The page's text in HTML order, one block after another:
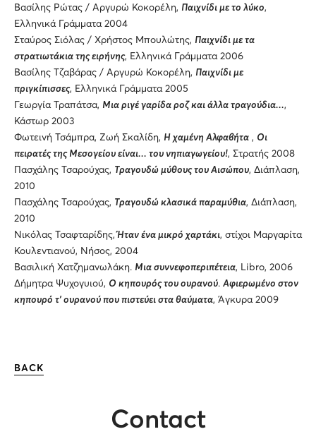
Βασίλης Ρώτας / Αργυρώ Κοκορέλη, Παιχνίδι με το λύκο,
Ελληνικά Γράμματα 2004
Σταύρος Σιόλας / Χρήστος Μπουλώτης, Παιχνίδι με τα
στρατιωτάκια της ειρήνης, Ελληνικά Γράμματα 2006
Βασίλης Τζαβάρας / Αργυρώ Κοκορέλη, Παιχνίδι με
πριγκίπισσες, Ελληνικά Γράμματα 2005
Γεωργία Τραπάτσα, Μια ριγέ γαρίδα ροζ και άλλα τραγούδια...,
Κάστωρ 2003
Φωτεινή Τσάμπρα, Ζωή Σκαλίδη, Η χαμένη Αλφαβήτα , Οι
πειρατές της Μεσογείου είναι... του νηπιαγωγείου!, Στρατής 2008
Πασχάλης Τσαρούχας, Τραγουδώ μύθους του Αισώπου, Διάπλαση,
2010
Πασχάλης Τσαρούχας, Τραγουδώ κλασικά παραμύθια, Διάπλαση,
2010
Νικόλας Τσαφταρίδης,Ήταν ένα μικρό χαρτάκι, στίχοι Μαργαρίτα
Κουλεντιανού, Νήσος, 2004
Βασιλική Χατζημανωλάκη. Μια συννεφοπεριπέτεια, Libro, 2006
Δήμητρα Ψυχογυιού, Ο κηπουρός του ουρανού. Αφιερωμένο στον
κηπουρό τ' ουρανού που πιστεύει στα θαύματα, Άγκυρα 2009
BACK
Contact